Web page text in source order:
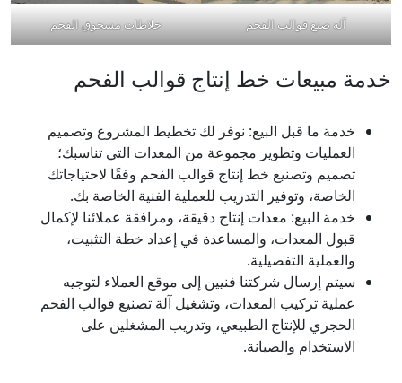
آلة صنع قوالب الفحم خلاطات مسحوق الفحم
خدمة مبيعات خط إنتاج قوالب الفحم
خدمة ما قبل البيع: نوفر لك تخطيط المشروع وتصميم
العمليات وتطوير مجموعة من المعدات التي تناسبك؛
تصميم وتصنيع خط إنتاج قوالب الفحم وفقًا لاحتياجاتك
الخاصة، وتوفير التدريب للعملية الفنية الخاصة بك.
خدمة البيع: معدات إنتاج دقيقة، ومرافقة عملائنا لإكمال
قبول المعدات، والمساعدة في إعداد خطة التثبيت،
والعملية التفصيلية.
سيتم إرسال شركتنا فنيين إلى موقع العملاء لتوجيه
عملية تركيب المعدات، وتشغيل آلة تصنيع قوالب الفحم
الحجري للإنتاج الطبيعي، وتدريب المشغلين على
الاستخدام والصيانة.